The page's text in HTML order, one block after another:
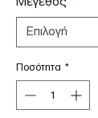
Ποσότητα *